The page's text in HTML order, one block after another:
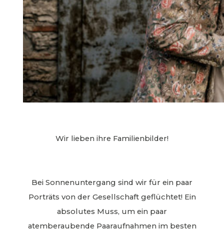
Wir lieben ihre Familienbilder!
Bei Sonnenuntergang sind wir für ein paar
Porträts von der Gesellschaft geflüchtet! Ein
absolutes Muss, um ein paar
atemberaubende Paaraufnahmen im besten